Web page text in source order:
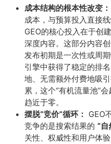
成本结构的根本性改变：​
成本，与预算投入直接
GEO的核心投入在于创
深度内容。这部分内容
发布初期是一次性或周
引擎中获得了稳定的排
地、无需额外付费地吸
累，这个“有机流量池”
趋近于零。
摆脱“竞价”循环：​ GEO
竞争的是搜索结果的 ​“自
关性、权威性和用户体